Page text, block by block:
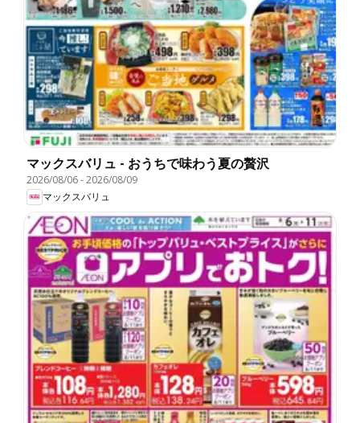
マックスバリュ - おうちで味わう夏の贅沢
2026/08/06-2026/08/09
マックスバリュ